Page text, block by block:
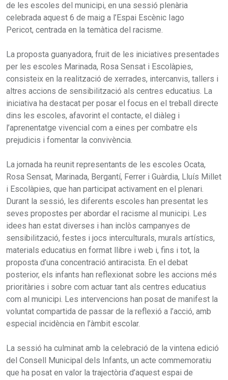
de les escoles del municipi, en una sessió plenària
celebrada aquest 6 de maig a l’Espai Escènic Iago
Pericot, centrada en la temàtica del racisme.
La proposta guanyadora, fruit de les iniciatives presentades
per les escoles Marinada, Rosa Sensat i Escolàpies,
consisteix en la realització de xerrades, intercanvis, tallers i
altres accions de sensibilització als centres educatius. La
iniciativa ha destacat per posar el focus en el treball directe
dins les escoles, afavorint el contacte, el diàleg i
l’aprenentatge vivencial com a eines per combatre els
prejudicis i fomentar la convivència.
La jornada ha reunit representants de les escoles Ocata,
Rosa Sensat, Marinada, Bergantí, Ferrer i Guàrdia, Lluís Millet
i Escolàpies, que han participat activament en el plenari.
Durant la sessió, les diferents escoles han presentat les
seves propostes per abordar el racisme al municipi. Les
idees han estat diverses i han inclòs campanyes de
sensibilització, festes i jocs interculturals, murals artístics,
materials educatius en format llibre i web i, fins i tot, la
proposta d’una concentració antiracista. En el debat
posterior, els infants han reflexionat sobre les accions més
prioritàries i sobre com actuar tant als centres educatius
com al municipi. Les intervencions han posat de manifest la
voluntat compartida de passar de la reflexió a l’acció, amb
especial incidència en l’àmbit escolar.
La sessió ha culminat amb la celebració de la vintena edició
del Consell Municipal dels Infants, un acte commemoratiu
que ha posat en valor la trajectòria d’aquest espai de